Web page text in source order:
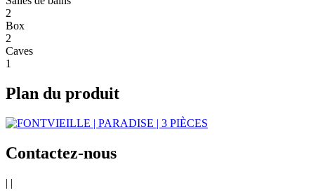
2
Box
2
Caves
1
Plan du produit
Contactez-nous
| |